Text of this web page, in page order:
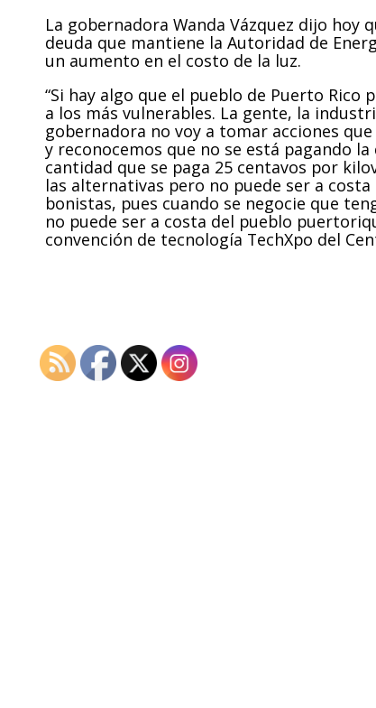
La gobernadora Wanda Vázquez dijo hoy
deuda que mantiene la Autoridad de
un aumento en el costo de la luz.
“Si hay algo que el pueblo de Puerto
a los más vulnerables. La gente, la
gobernadora no voy a tomar acciones
y reconocemos que no se está pagando
cantidad que se paga 25 centavos por
las alternativas pero no puede ser a
bonistas, pues cuando se negocie que
no puede ser a costa del pueblo
convención de tecnología TechXpo del